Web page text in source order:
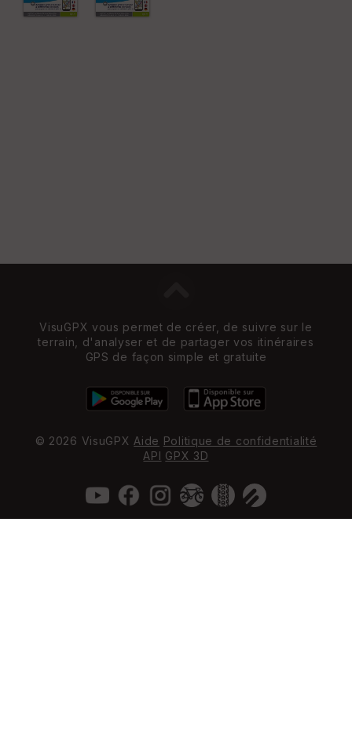
VisuGPX vous permet de créer, de suivre sur le
terrain, d'analyser et de partager vos itinéraires
GPS de façon simple et gratuite
© 2026 VisuGPX Aide Politique de confidentialité
API GPX 3D